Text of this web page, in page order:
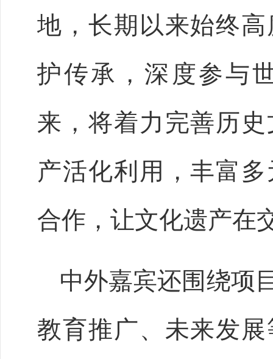
地，长期以来始终
护传承，深度参与
来，将着力完善历
产活化利用，丰富
合作，让文化遗产在
中外嘉宾还围绕项
教育推广、未来发